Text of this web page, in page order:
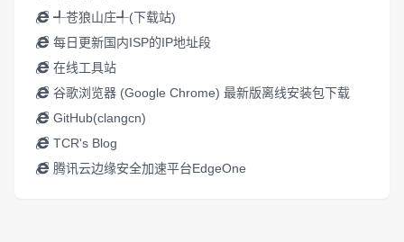
╃苍狼山庄╃(下载站)
每日更新国内ISP的IP地址段
在线工具站
谷歌浏览器 (Google Chrome) 最新版离线安装包下载
GitHub(clangcn)
TCR's Blog
腾讯云边缘安全加速平台EdgeOne